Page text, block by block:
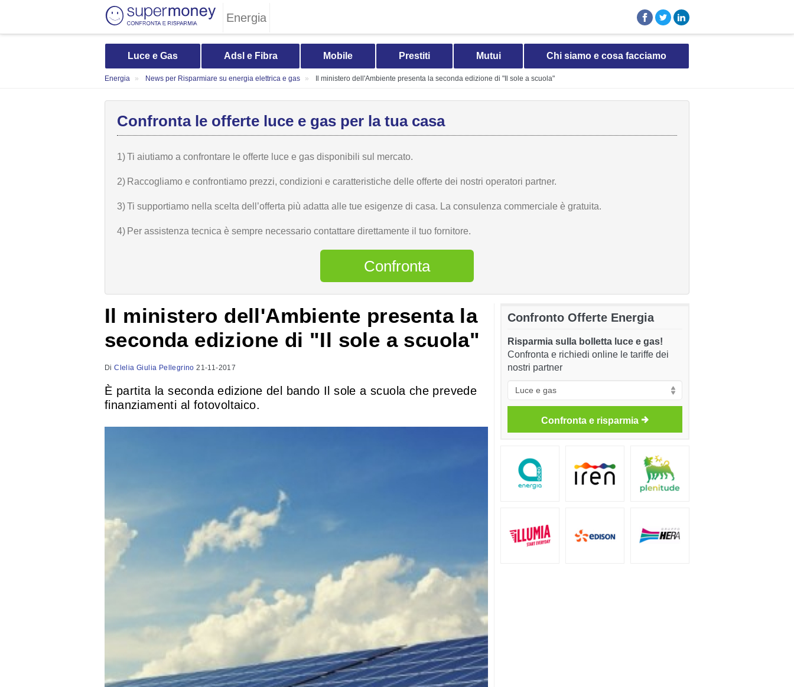
Energia
Luce e Gas Adsl e Fibra Mobile Prestiti Mutui Chi siamo e cosa facciamo
Energia News per Risparmiare su energia elettrica e gas Il ministero dell'Ambiente presenta la seconda edizione di "Il sole a scuola"
Confronta le offerte luce e gas per la tua casa
1)Ti aiutiamo a confrontare le offerte luce e gas disponibili sul mercato.
2) Raccogliamo e confrontiamo prezzi, condizioni e caratteristiche delle offerte dei nostri operatori partner.
3)Ti supportiamo nella scelta dell’offerta più adatta alle tue esigenze di casa. La consulenza commerciale è gratuita.
4) Per assistenza tecnica è sempre necessario contattare direttamente il tuo fornitore.
Confronta
Il ministero dell'Ambiente presenta la
seconda edizione di "Il sole a scuola"
DiClelia Giulia Pellegrino 21-11-2017
È partita la seconda edizione del bando Il sole a scuola che prevede
finanziamenti al fotovoltaico.
Confronto Offerte Energia
Risparmia sulla bolletta luce e gas!
Confronta e richiedi online le tariffe dei
nostri partner
Confronta e risparmia